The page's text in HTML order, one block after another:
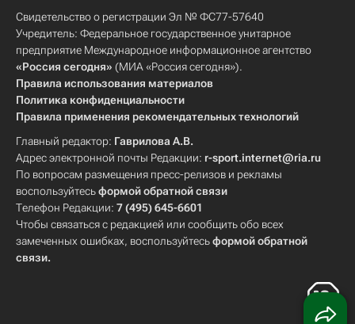
Свидетельство о регистрации Эл № ФС77-57640
Учредитель: Федеральное государственное унитарное
предприятие Международное информационное агентство
«Россия сегодня» (МИА «Россия сегодня»).
Правила использования материалов
Политика конфиденциальности
Правила применения рекомендательных технологий
Главный редактор: Гаврилова А.В.
Адрес электронной почты Редакции: r-sport.internet@ria.ru
По вопросам размещения пресс-релизов и рекламы
воспользуйтесьформой обратной связи
Телефон Редакции: 7 (495) 645-6601
Чтобы связаться с редакцией или сообщить обо всех
замеченных ошибках, воспользуйтесьформой обратной
связи.